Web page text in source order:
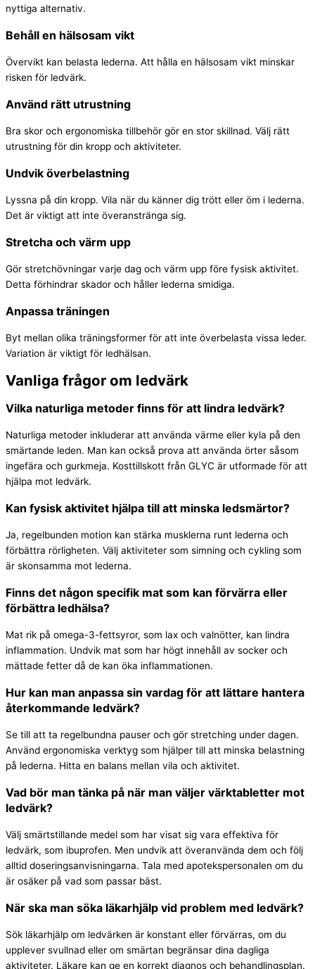
nyttiga alternativ.
Behåll en hälsosam vikt
Övervikt kan belasta lederna. Att hålla en hälsosam vikt minskar
risken för ledvärk.
Använd rätt utrustning
Bra skor och ergonomiska tillbehör gör en stor skillnad. Välj rätt
utrustning för din kropp och aktiviteter.
Undvik överbelastning
Lyssna på din kropp. Vila när du känner dig trött eller öm i lederna.
Det är viktigt att inte överanstränga sig.
Stretcha och värm upp
Gör stretchövningar varje dag och värm upp före fysisk aktivitet.
Detta förhindrar skador och håller lederna smidiga.
Anpassa träningen
Byt mellan olika träningsformer för att inte överbelasta vissa leder.
Variation är viktigt för ledhälsan.
Vanliga frågor om ledvärk
Vilka naturliga metoder finns för att lindra ledvärk?
Naturliga metoder inkluderar att använda värme eller kyla på den
smärtande leden. Man kan också prova att använda örter såsom
ingefära och gurkmeja. Kosttillskott från GLYC är utformade för att
hjälpa mot ledvärk.
Kan fysisk aktivitet hjälpa till att minska ledsmärtor?
Ja, regelbunden motion kan stärka musklerna runt lederna och
förbättra rörligheten. Välj aktiviteter som simning och cykling som
är skonsamma mot lederna.
Finns det någon specifik mat som kan förvärra eller
förbättra ledhälsa?
Mat rik på omega-3-fettsyror, som lax och valnötter, kan lindra
inflammation. Undvik mat som har högt innehåll av socker och
mättade fetter då de kan öka inflammationen.
Hur kan man anpassa sin vardag för att lättare hantera
återkommande ledvärk?
Se till att ta regelbundna pauser och gör stretching under dagen.
Använd ergonomiska verktyg som hjälper till att minska belastning
på lederna. Hitta en balans mellan vila och aktivitet.
Vad bör man tänka på när man väljer värktabletter mot
ledvärk?
Välj smärtstillande medel som har visat sig vara effektiva för
ledvärk, som ibuprofen. Men undvik att överanvända dem och följ
alltid doseringsanvisningarna. Tala med apotekspersonalen om du
är osäker på vad som passar bäst.
När ska man söka läkarhjälp vid problem med ledvärk?
Sök läkarhjälp om ledvärken är konstant eller förvärras, om du
upplever svullnad eller om smärtan begränsar dina dagliga
aktiviteter. Läkare kan ge en korrekt diagnos och behandlingsplan.